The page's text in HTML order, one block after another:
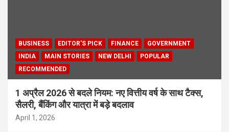
BUSINESS EDITOR'S PICK FINANCE
GOVERNMENT
INDIA
MAIN STORIES NEW DELHI
POPULAR
RECOMMENDED
1 अप्रैल 2026 से बदले नियम: नए वित्तीय वर्ष के साथ टैक्स,
सैलरी, बैंकिंग और यात्रा में बड़े बदलाव
April 1, 2026